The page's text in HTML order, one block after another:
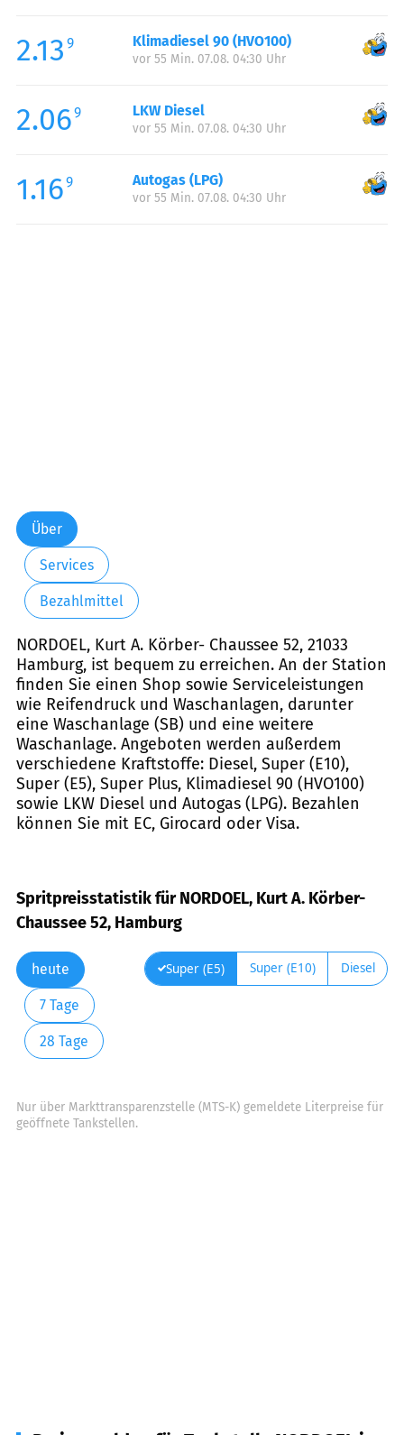
2.13 9 Klimadiesel 90 (HVO100)
vor 55 Min. 07.08. 04:30 Uhr
2.069 LKW Diesel
vor 55 Min. 07.08. 04:30 Uhr
1.169 Autogas (LPG)
vor 55 Min. 07.08. 04:30 Uhr
Über
Services
Bezahlmittel
NORDOEL, Kurt A. Körber- Chaussee 52, 21033
Hamburg, ist bequem zu erreichen. An der Station
finden Sie einen Shop sowie Serviceleistungen
wie Reifendruck und Waschanlagen, darunter
eine Waschanlage (SB) und eine weitere
Waschanlage. Angeboten werden außerdem
verschiedene Kraftstoffe: Diesel, Super (E10),
Super (E5), Super Plus, Klimadiesel 90 (HVO100)
sowie LKW Diesel und Autogas (LPG). Bezahlen
können Sie mit EC, Girocard oder Visa.
Spritpreisstatistik für NORDOEL, Kurt A. Körber-
Chaussee 52, Hamburg
heute
7 Tage
28 Tage
Super (E5) Super (E10) Diesel
Nur über Markttransparenzstelle (MTS-K) gemeldete Literpreise für
geöffnete Tankstellen.